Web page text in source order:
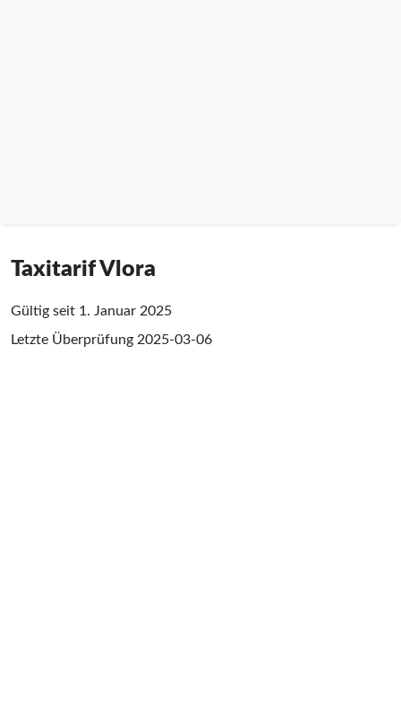
Taxitarif Vlora
Gültig seit 1. Januar 2025
Letzte Überprüfung 2025-03-06